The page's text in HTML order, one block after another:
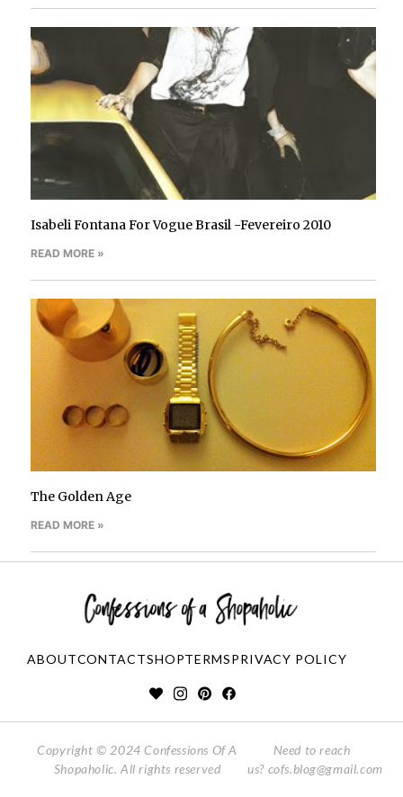
Isabeli Fontana For Vogue Brasil -Fevereiro 2010
READ MORE »
The Golden Age
READ MORE »
ABOUTCONTACTSHOPTERMSPRIVACY POLICY
Copyright © 2024 Confessions Of A
Shopaholic. All rights reserved
Need to reach
us? cofs.blog@gmail.com